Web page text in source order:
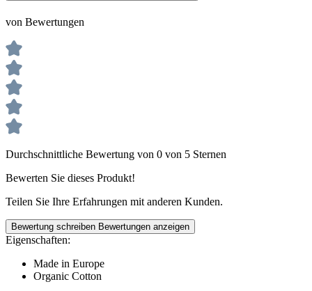
von Bewertungen
Durchschnittliche Bewertung von 0 von 5 Sternen
Bewerten Sie dieses Produkt!
Teilen Sie Ihre Erfahrungen mit anderen Kunden.
Bewertung schreiben Bewertungen anzeigen
Eigenschaften:
Made in Europe
Organic Cotton